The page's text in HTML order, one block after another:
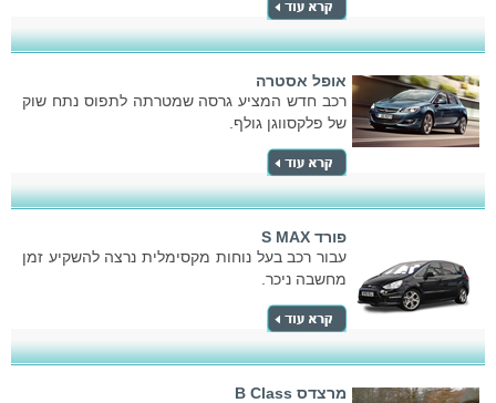
אופל אסטרה
רכב חדש המציע גרסה שמטרתה לתפוס נתח שוק
של פלקסווגן גולף.
פורד S MAX
עבור רכב בעל נוחות מקסימלית נרצה להשקיע זמן
מחשבה ניכר.
מרצדס B Class